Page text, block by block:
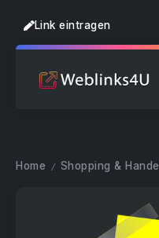
Link eintragen
Home / Shopping & Handel